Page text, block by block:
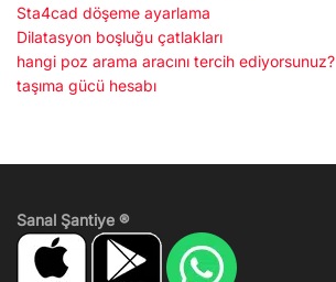
Sta4cad döşeme ayarlama
Dilatasyon boşluğu çatlakları
hangi poz arama aracını tercih ediyorsunuz?
taşıma gücü hesabı
Sanal Şantiye ®